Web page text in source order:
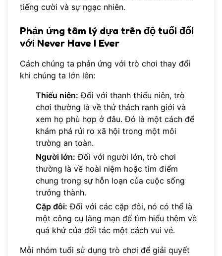
tiếng cười và sự ngạc nhiên.
Phản ứng tâm lý dựa trên độ tuổi đối
với Never Have I Ever
Cách chúng ta phản ứng với trò chơi thay đổi
khi chúng ta lớn lên:
Thiếu niên: Đối với thanh thiếu niên, trò
chơi thường là về thử thách ranh giới và
xem họ phù hợp ở đâu. Đó là một cách để
khám phá rủi ro xã hội trong một môi
trường an toàn.
Người lớn: Đối với người lớn, trò chơi
thường là về hoài niệm hoặc tìm điểm
chung trong sự hỗn loạn của cuộc sống
trưởng thành.
Cặp đôi: Đối với các cặp đôi, nó có thể là
một công cụ lãng mạn để tìm hiểu thêm về
quá khứ của đối tác một cách vui vẻ.
Mỗi nhóm tuổi sử dụng trò chơi để giải quyết